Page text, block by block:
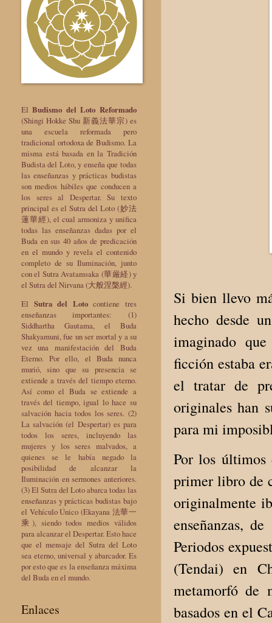
Si bien llevo
hecho desde
imaginado
ficción estaba
el tratar de
originales han
para mi
Por los últimos
primer libro de
originalmente
enseñanzas,
Periodos
(Tendai) en
metamorfó de
basados en el
ElBudismo del Loto Reformado
(Shingi Hokke Shu 新義法華宗) es
una escuela reformada pero
tradicional ortodoxa de Budismo. La
misma está basada en la Tradición
Budista del Loto, y enseña que todas
las enseñanzas y prácticas budistas
son medios hábiles que conducen a
los seres al Despertar. Su texto
principal es el Sutra del Loto (妙法
蓮華經), el cual armoniza y unifica
todas las enseñanzas dadas por el
Buda en sus 40 años de predicación
en el mundo y revela el contenido
completo de su Iluminación, junto
con el Sutra Avatamsaka (華厳経) y
el Sutra del Nirvana (大般涅槃經).
El Sutra del Lotocontiene tres
enseñanzas importantes: (1)
Siddhartha Gautama, el Buda
Shakyamuni, fue un ser mortal y a su
vez una manifestación del Buda
Eterno. Por ello, el Buda nunca
murió, sino que su presencia se
extiende a través del tiempo eterno.
Así como el Buda se extiende a
través del tiempo, igual lo hace su
salvación hacia todos los seres. (2)
La salvación (el Despertar) es para
todos los seres, incluyendo las
mujeres y los seres malvados, a
quienes se le había negado la
posibilidad de alcanzar la
Iluminación en sermones anteriores.
(3) El Sutra del Loto abarca todas las
enseñanzas y prácticas budistas bajo
el Vehículo Único (Ekayana 法華一
乘), siendo todos medios válidos
para alcanzar el Despertar. Esto hace
que el mensaje del Sutra del Loto
sea eterno, universal y abarcador. Es
por esto que es la enseñanza máxima
del Buda en el mundo.
Enlaces